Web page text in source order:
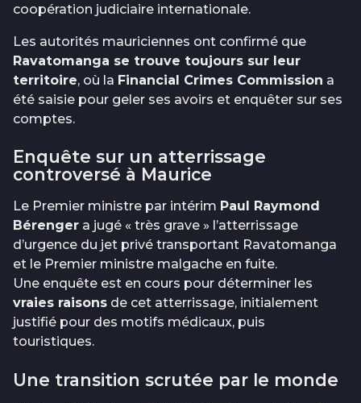
coopération judiciaire internationale.
Les autorités mauriciennes ont confirmé que
Ravatomanga se trouve toujours sur leur
territoire, où la Financial Crimes Commission a
été saisie pour geler ses avoirs et enquêter sur ses
comptes.
Enquête sur un atterrissage
controversé à Maurice
Le Premier ministre par intérim Paul Raymond
Bérenger a jugé « très grave » l’atterrissage
d’urgence du jet privé transportant Ravatomanga
et le Premier ministre malgache en fuite.
Une enquête est en cours pour déterminer les
vraies raisons de cet atterrissage, initialement
justifié pour des motifs médicaux, puis
touristiques.
Une transition scrutée par le monde